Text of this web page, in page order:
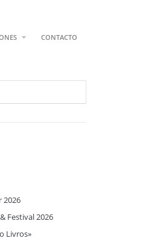
CONTACTO
2026
Festival 2026
Livros»